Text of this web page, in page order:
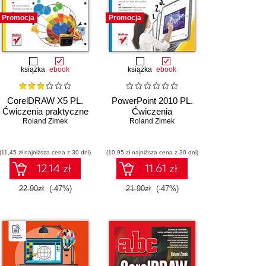
Promocja
książka ebook
CorelDRAW X5 PL.
Ćwiczenia praktyczne
Roland Zimek
(11,45 zł najniższa cena z 30 dni)
12.14 zł
22.90zł (-47%)
Promocja
książka ebook
PowerPoint 2010 PL.
Ćwiczenia
Roland Zimek
(10,95 zł najniższa cena z 30 dni)
11.61 zł
21.90zł (-47%)